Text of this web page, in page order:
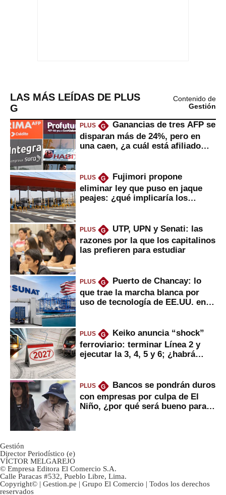
LAS MÁS LEÍDAS DE PLUS
G
Contenido de
Gestión
PLUS G
Ganancias de tres AFP se
disparan más de 24%, pero en
una caen, ¿a cuál está afiliado
PLUS G
Fujimori propone
eliminar ley que puso en jaque
peajes: ¿qué implicaría los
PLUS G
UTP, UPN y Senati: las
razones por la que los capitalinos
las prefieren para estudiar
PLUS G
Puerto de Chancay: lo
que trae la marcha blanca por
uso de tecnología de EE.UU. en
PLUS G
Keiko anuncia “shock”
ferroviario: terminar Línea 2 y
ejecutar la 3, 4, 5 y 6; ¿habrá
PLUS G
Bancos se pondrán duros
con empresas por culpa de El
Niño, ¿por qué será bueno para
Gestión
Director Periodístico (e)
VÍCTOR MELGAREJO
© Empresa Editora El Comercio S.A.
Calle Paracas #532, Pueblo Libre, Lima.
Copyright© | Gestion.pe | Grupo El Comercio | Todos los derechos
reservados